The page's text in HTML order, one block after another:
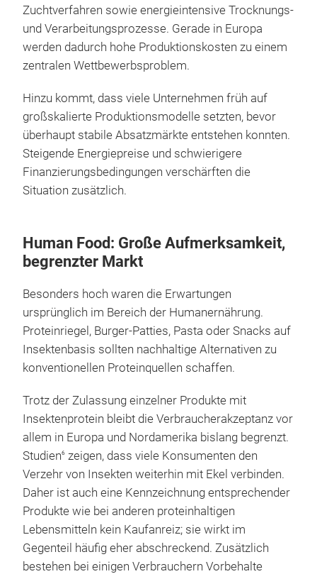
Zuchtverfahren sowie energieintensive Trocknungs-
und Verarbeitungsprozesse. Gerade in Europa
werden dadurch hohe Produktionskosten zu einem
zentralen Wettbewerbsproblem.
Hinzu kommt, dass viele Unternehmen früh auf
großskalierte Produktionsmodelle setzten, bevor
überhaupt stabile Absatzmärkte entstehen konnten.
Steigende Energiepreise und schwierigere
Finanzierungsbedingungen verschärften die
Situation zusätzlich.
Human Food: Große Aufmerksamkeit,
begrenzter Markt
Besonders hoch waren die Erwartungen
ursprünglich im Bereich der Humanernährung.
Proteinriegel, Burger-Patties, Pasta oder Snacks auf
Insektenbasis sollten nachhaltige Alternativen zu
konventionellen Proteinquellen schaffen.
Trotz der Zulassung einzelner Produkte mit
Insektenprotein bleibt die Verbraucherakzeptanz vor
allem in Europa und Nordamerika bislang begrenzt.
Studien6 zeigen, dass viele Konsumenten den
Verzehr von Insekten weiterhin mit Ekel verbinden.
Daher ist auch eine Kennzeichnung entsprechender
Produkte wie bei anderen proteinhaltigen
Lebensmitteln kein Kaufanreiz; sie wirkt im
Gegenteil häufig eher abschreckend. Zusätzlich
bestehen bei einigen Verbrauchern Vorbehalte